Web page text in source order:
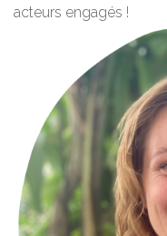
acteurs engagés !